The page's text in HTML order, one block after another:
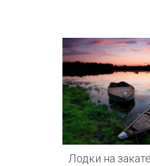
Лодки на закате